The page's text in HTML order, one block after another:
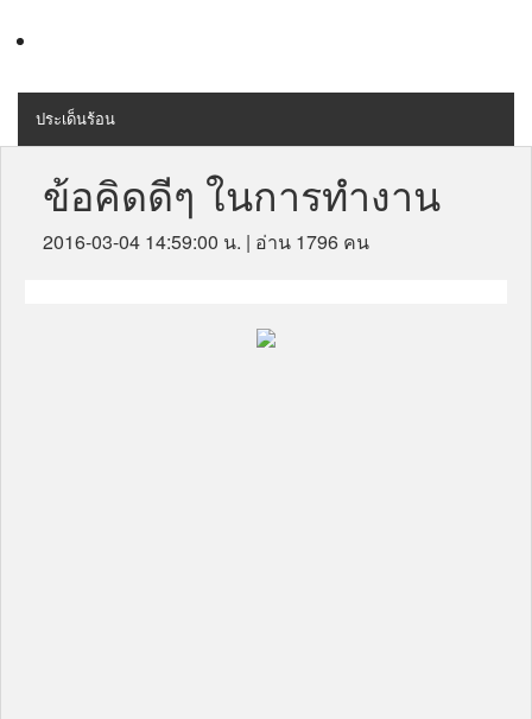
ประเด็นร้อน
ข้อคิดดีๆ ในการทำงาน
2016-03-04 14:59:00 น. | อ่าน 1796 คน